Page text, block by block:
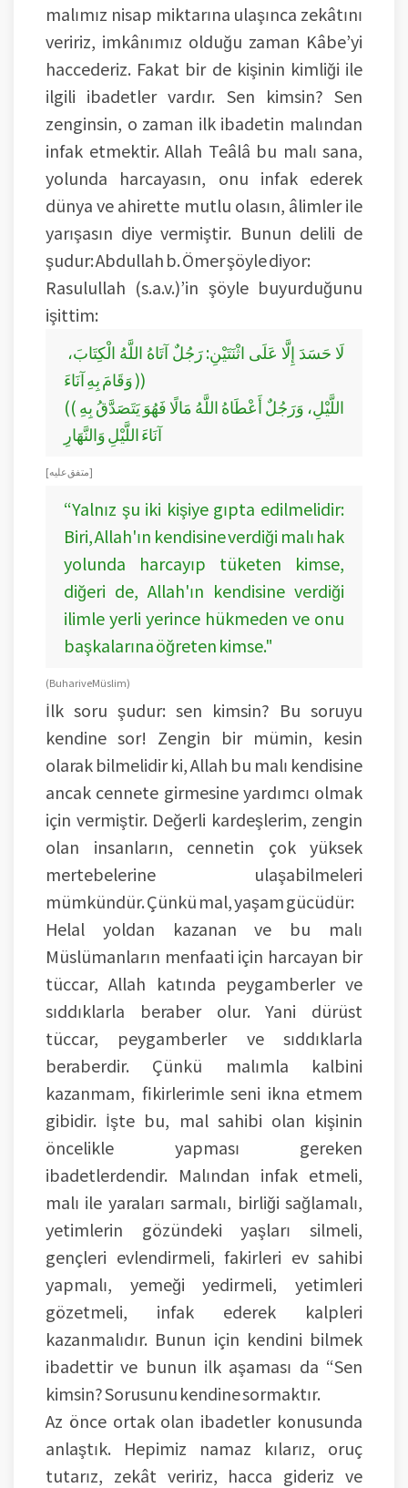
malımız nisap miktarına ulaşınca zekâtını
veririz, imkânımız olduğu zaman Kâbe’yi
haccederiz. Fakat bir de kişinin kimliği ile
ilgili ibadetler vardır. Sen kimsin? Sen
zenginsin, o zaman ilk ibadetin malından
infak etmektir. Allah Teâlâ bu malı sana,
yolunda harcayasın, onu infak ederek
dünya ve ahirette mutlu olasın, âlimler ile
yarışasın diye vermiştir. Bunun delili de
şudur: Abdullah b. Ömer şöyle diyor:
Rasulullah (s.a.v.)’in şöyle buyurduğunu
işittim:
وَقَامَ بِهِ آنَاءَ ))
(( اللَّيْلِ، وَرَجُلٌ أَعْطَاهُ اللَّهُ مَالًا فَهُوَ يَتَصَدَّقُ بِهِ
آنَاءَ اللَّيْلِ وَالنَّهَارِ
[ متفق عليه ]
“Yalnız şu iki kişiye gıpta edilmelidir:
Biri, Allah'ın kendisine verdiği malı hak
yolunda harcayıp tüketen kimse,
diğeri de, Allah'ın kendisine verdiği
ilimle yerli yerince hükmeden ve onu
başkalarına öğreten kimse."
(Buhari ve Müslim)
İlk soru şudur: sen kimsin? Bu soruyu
kendine sor! Zengin bir mümin, kesin
olarak bilmelidir ki, Allah bu malı kendisine
ancak cennete girmesine yardımcı olmak
için vermiştir. Değerli kardeşlerim, zengin
olan insanların, cennetin çok yüksek
mertebelerine ulaşabilmeleri
mümkündür. Çünkü mal, yaşam gücüdür:
Helal yoldan kazanan ve bu malı
Müslümanların menfaati için harcayan bir
tüccar, Allah katında peygamberler ve
sıddıklarla beraber olur. Yani dürüst
tüccar, peygamberler ve sıddıklarla
beraberdir. Çünkü malımla kalbini
kazanmam, fikirlerimle seni ikna etmem
gibidir. İşte bu, mal sahibi olan kişinin
öncelikle yapması gereken
ibadetlerdendir. Malından infak etmeli,
malı ile yaraları sarmalı, birliği sağlamalı,
yetimlerin gözündeki yaşları silmeli,
gençleri evlendirmeli, fakirleri ev sahibi
yapmalı, yemeği yedirmeli, yetimleri
gözetmeli, infak ederek kalpleri
kazanmalıdır. Bunun için kendini bilmek
ibadettir ve bunun ilk aşaması da “Sen
kimsin? Sorusunu kendine sormaktır.
Az önce ortak olan ibadetler konusunda
anlaştık. Hepimiz namaz kılarız, oruç
tutarız, zekât veririz, hacca gideriz ve